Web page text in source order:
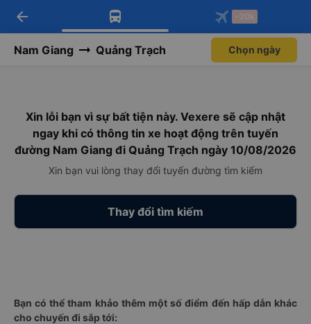
Tải app Vexere ngay!
Nhận ưu đãi thành viên độc
Mở app
Tải app Vexere
-30k/ghế khi đặt vé máy bay qua
Mở app
arrow_back -30k
Nam Giang Quảng Trạch Chọn ngày
Xin lỗi bạn vì sự bất tiện này. Vexere sẽ cập nhật
ngay khi có thông tin xe hoạt động trên tuyến
đường Nam Giang đi Quảng Trạch ngày 10/08/2026
Xin bạn vui lòng thay đổi tuyến đường tìm kiếm
Thay đổi tìm kiếm
Bạn có thể tham khảo thêm một số điểm đến hấp dẫn khác
cho chuyến đi sắp tới: